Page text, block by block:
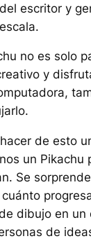
escritor y
no es solo
y
de esto
un Pikachu
Se
dibujo en un
de